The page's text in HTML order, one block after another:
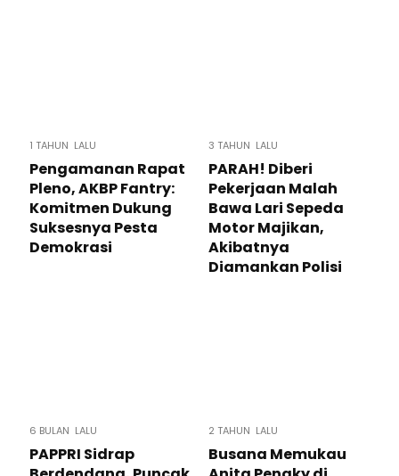
1 TAHUN LALU
Pengamanan Rapat
Pleno, AKBP Fantry:
Komitmen Dukung
Suksesnya Pesta
Demokrasi
3 TAHUN LALU
PARAH! Diberi
Pekerjaan Malah
Bawa Lari Sepeda
Motor Majikan,
Akibatnya
Diamankan Polisi
6 BULAN LALU
PAPPRI Sidrap
2 TAHUN LALU
Busana Memukau